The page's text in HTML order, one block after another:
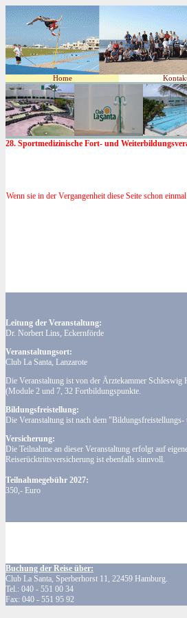
Home
28. Sportmedizinische Fort- und
Wenn sie in der Vergangenheit diese Seite schon
Leitung der Veranstaltung:
Dr. Norbert Lins, Eckernförde
Veranstaltungsort:
Club La Santa, Lanzarote
Die Veranstaltung ist von der Ärztekammer Schleswig
(Module 2 und 7, 32 Fortbildungspunkte.
Bildungsfreistellung:
Die Veranstaltung ist nach dem
Versicherung:
Die Teilnahme an dieser Veranstaltung erfolgt auf
Reiserücktrittsversicherung ist ebenfalls sinnvoll.
Teilnahmegebühr 2027:
350,- Euro
Buchung der Reise über:
Club La Santa, Sperberhorst 11, 22459 Hamburg.
Tel.: 040 - 551 00 34
Fax: 040 - 551 95 92